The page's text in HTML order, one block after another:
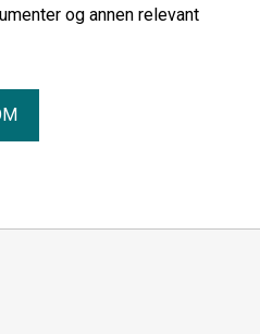
og annen relevant